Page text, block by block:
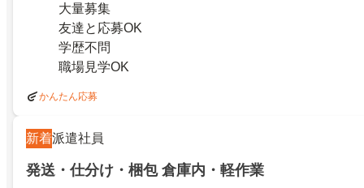
大量募集
友達と応募OK
学歴不問
職場見学OK
かんたん応募
新着派遣社員
発送・仕分け・梱包 倉庫内・軽作業